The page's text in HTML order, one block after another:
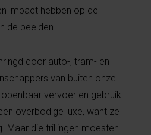
impact hebben op de
de beelden.
door auto-, tram- en
van buiten onze
vervoer en gebruik
overbodige luxe, want ze
Maar die trillingen moesten